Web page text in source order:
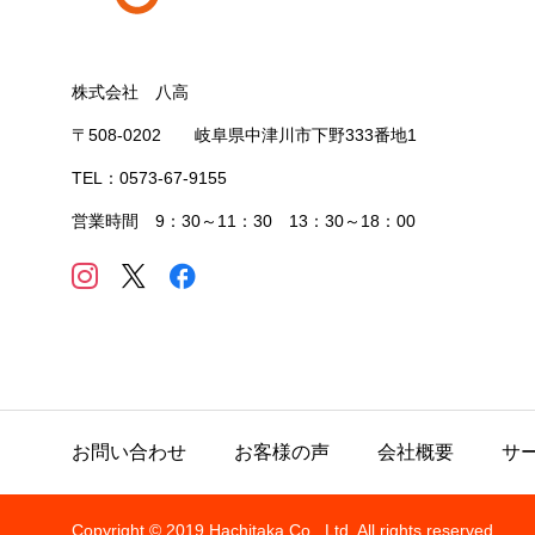
株式会社 八高
〒508-0202 岐阜県中津川市下野333番地1
TEL：0573-67-9155
営業時間 9：30～11：30 13：30～18：00
お問い合わせ お客様の声 会社概要 サ
Copyright © 2019 Hachitaka Co., Ltd. All rights reserved